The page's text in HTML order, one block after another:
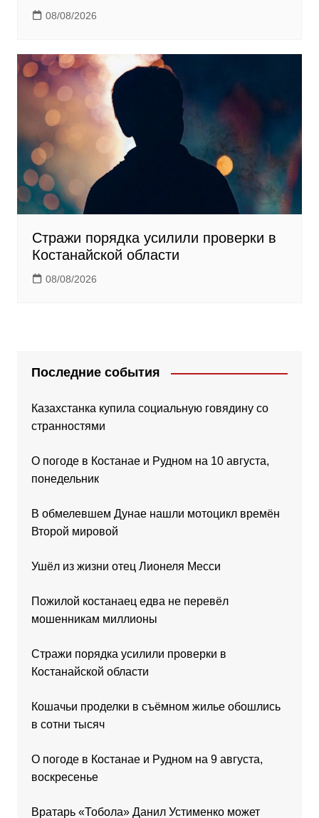
08/08/2026
Стражи порядка усилили проверки в
Костанайской области
08/08/2026
Последние события
Казахстанка купила социальную говядину со
странностями
О погоде в Костанае и Рудном на 10 августа,
понедельник
В обмелевшем Дунае нашли мотоцикл времён
Второй мировой
Ушёл из жизни отец Лионеля Месси
Пожилой костанаец едва не перевёл
мошенникам миллионы
Стражи порядка усилили проверки в
Костанайской области
Кошачьи проделки в съёмном жилье обошлись
в сотни тысяч
О погоде в Костанае и Рудном на 9 августа,
воскресенье
Вратарь «Тобола» Данил Устименко может